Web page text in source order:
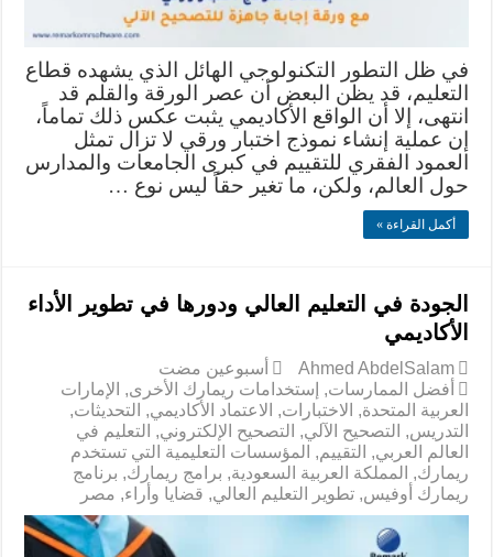
في ظل التطور التكنولوجي الهائل الذي يشهده قطاع
التعليم، قد يظن البعض أن عصر الورقة والقلم قد
انتهى، إلا أن الواقع الأكاديمي يثبت عكس ذلك تماماً،
إن عملية إنشاء نموذج اختبار ورقي لا تزال تمثل
العمود الفقري للتقييم في كبرى الجامعات والمدارس
حول العالم، ولكن، ما تغير حقاً ليس نوع …
أكمل القراءة »
الجودة في التعليم العالي ودورها في تطوير الأداء
الأكاديمي
Ahmed AbdelSalam
‏أسبوعين مضت
أفضل الممارسات, إستخدامات ريمارك الأخرى, الإمارات
العربية المتحدة, الاختبارات, الاعتماد الأكاديمي, التحديثات,
التدريس, التصحيح الآلي, التصحيح الإلكتروني, التعليم في
العالم العربي, التقييم, المؤسسات التعليمية التي تستخدم
ريمارك, المملكة العربية السعودية, برامج ريمارك, برنامج
ريمارك أوفيس,تطوير التعليم العالي, قضايا وأراء, مصر